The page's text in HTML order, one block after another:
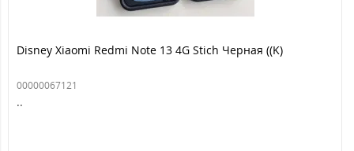
Disney Xiaomi Redmi Note 13 4G Stich Черная ((K)
00000067121
..